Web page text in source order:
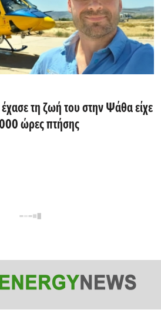
τη ζωή του στην Ψάθα είχε
ώρες πτήσης